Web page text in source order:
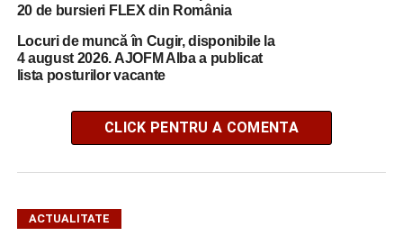
20 de bursieri FLEX din România
Locuri de muncă în Cugir, disponibile la
4 august 2026. AJOFM Alba a publicat
lista posturilor vacante
CLICK PENTRU A COMENTA
ACTUALITATE